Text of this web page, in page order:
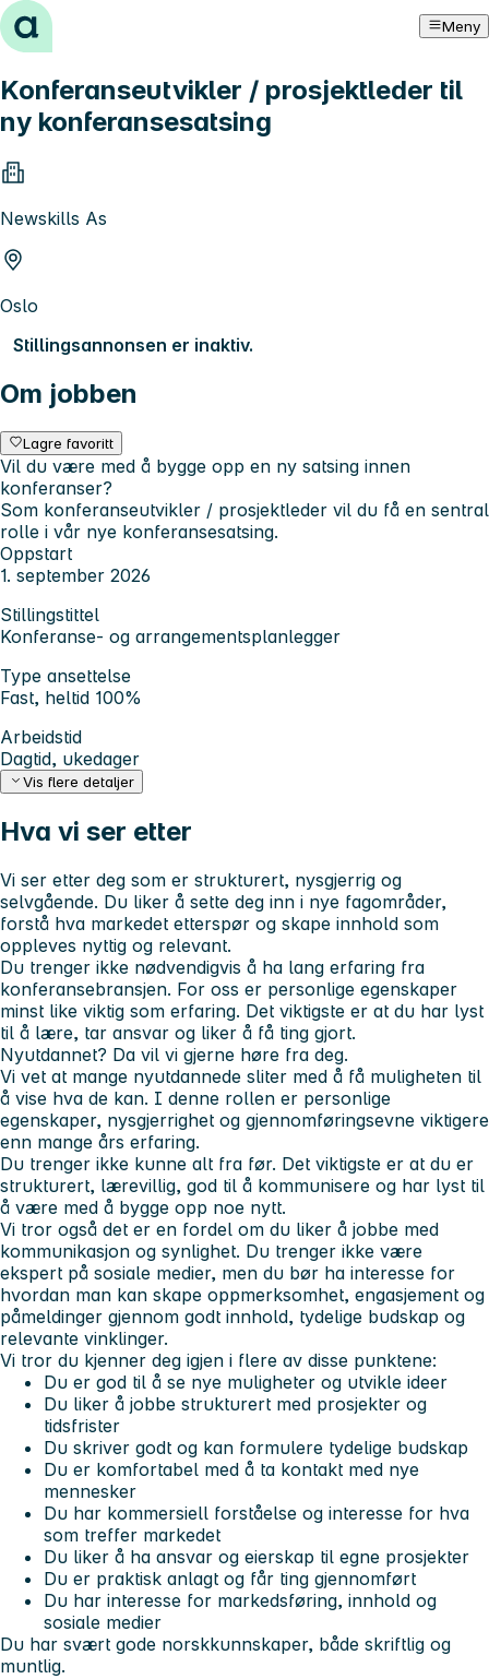
Hopp til innhold Meny
Konferanseutvikler / prosjektleder til
ny konferansesatsing
Newskills As
Oslo
Stillingsannonsen er inaktiv.
Om jobben
Lagre favoritt
Vil du være med å bygge opp en ny satsing innen
konferanser?
Som konferanseutvikler / prosjektleder vil du få en sentral
rolle i vår nye konferansesatsing.
Oppstart
1. september 2026
Stillingstittel
Konferanse- og arrangementsplanlegger
Type ansettelse
Fast, heltid 100%
Arbeidstid
Dagtid, ukedager
Vis flere detaljer
Hva vi ser etter
Vi ser etter deg som er strukturert, nysgjerrig og
selvgående. Du liker å sette deg inn i nye fagområder,
forstå hva markedet etterspør og skape innhold som
oppleves nyttig og relevant.
Du trenger ikke nødvendigvis å ha lang erfaring fra
konferansebransjen. For oss er personlige egenskaper
minst like viktig som erfaring. Det viktigste er at du har lyst
til å lære, tar ansvar og liker å få ting gjort.
Nyutdannet? Da vil vi gjerne høre fra deg.
Vi vet at mange nyutdannede sliter med å få muligheten til
å vise hva de kan. I denne rollen er personlige
egenskaper, nysgjerrighet og gjennomføringsevne viktigere
enn mange års erfaring.
Du trenger ikke kunne alt fra før. Det viktigste er at du er
strukturert, lærevillig, god til å kommunisere og har lyst til
å være med å bygge opp noe nytt.
Vi tror også det er en fordel om du liker å jobbe med
kommunikasjon og synlighet. Du trenger ikke være
ekspert på sosiale medier, men du bør ha interesse for
hvordan man kan skape oppmerksomhet, engasjement og
påmeldinger gjennom godt innhold, tydelige budskap og
relevante vinklinger.
Vi tror du kjenner deg igjen i flere av disse punktene:
Du er god til å se nye muligheter og utvikle ideer
Du liker å jobbe strukturert med prosjekter og
tidsfrister
Du skriver godt og kan formulere tydelige budskap
Du er komfortabel med å ta kontakt med nye
mennesker
Du har kommersiell forståelse og interesse for hva
som treffer markedet
Du liker å ha ansvar og eierskap til egne prosjekter
Du er praktisk anlagt og får ting gjennomført
Du har interesse for markedsføring, innhold og
sosiale medier
Du har svært gode norskkunnskaper, både skriftlig og
muntlig.